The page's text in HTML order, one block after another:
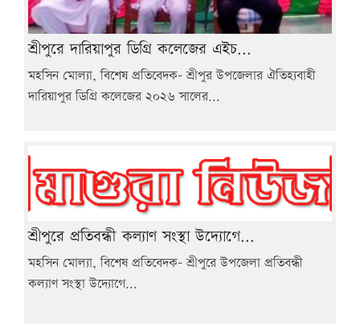
শ্রীপুরে দারিয়াপুর ডিগ্রি কলেজের এইচ...
মহসিন মোল্যা, বিশেষ প্রতিবেদক- শ্রীপুর উপজেলার ঐতিহ্যবাহী
দারিয়াপুর ডিগ্রি কলেজের ২০২৬ সালের...
শ্রীপুরে প্রতিবন্ধী কল্যাণ সংস্থা উদ্যোগে...
মহসিন মোল্যা, বিশেষ প্রতিবেদক- শ্রীপুরে উপজেলা প্রতিবন্ধী
কল্যাণ সংস্থা উদ্যোগে...